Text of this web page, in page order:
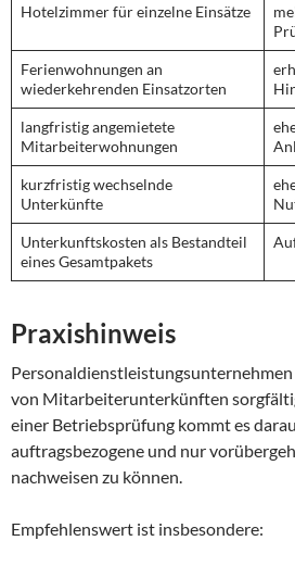
Hotelzimmer für einzelne Einsätze
Ferienwohnungen an
wiederkehrenden Einsatzorten
langfristig angemietete
Mitarbeiterwohnungen
kurzfristig wechselnde
Unterkünfte
Unterkunftskosten als Bestandteil
eines Gesamtpakets
Praxishinweis
von Mitarbeiterunterkünften
einer Betriebsprüfung kommt es
auftragsbezogene und nur
nachweisen zu können.
Empfehlenswert ist insbesondere: